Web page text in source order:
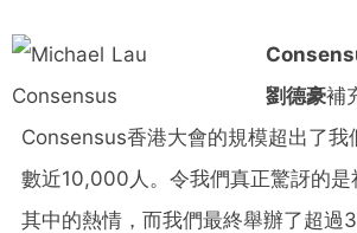
劉德豪補
Consensus香港大會的規模超出了我
數近10,000人。令我們真正驚訝的是
其中的熱情，而我們最終舉辦了超過